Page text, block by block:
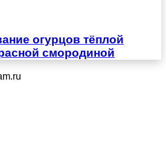
огурцов тёплой
смородиной